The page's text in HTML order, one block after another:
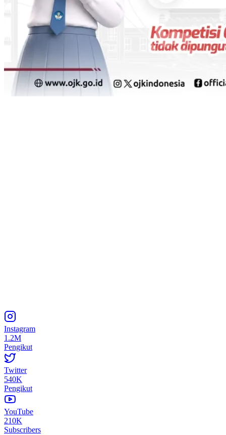
Instagram
1.2M
Pengikut
Twitter
540K
Pengikut
YouTube
210K
Subscribers